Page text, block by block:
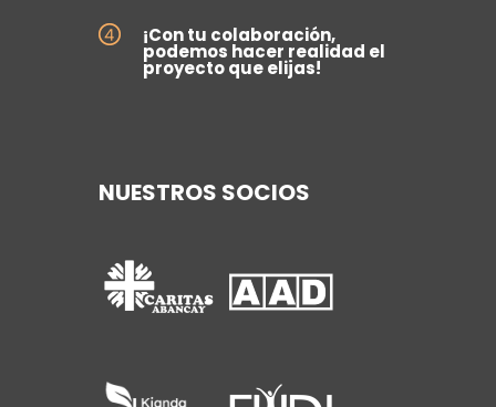
¡Con tu colaboración,
podemos hacer realidad el
proyecto que elijas!
NUESTROS SOCIOS